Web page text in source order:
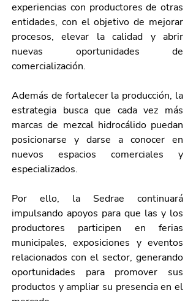
experiencias con productores de otras
entidades, con el objetivo de mejorar
procesos, elevar la calidad y abrir
nuevas oportunidades de
comercialización.
Además de fortalecer la producción, la
estrategia busca que cada vez más
marcas de mezcal hidrocálido puedan
posicionarse y darse a conocer en
nuevos espacios comerciales y
especializados.
Por ello, la Sedrae continuará
impulsando apoyos para que las y los
productores participen en ferias
municipales, exposiciones y eventos
relacionados con el sector, generando
oportunidades para promover sus
productos y ampliar su presencia en el